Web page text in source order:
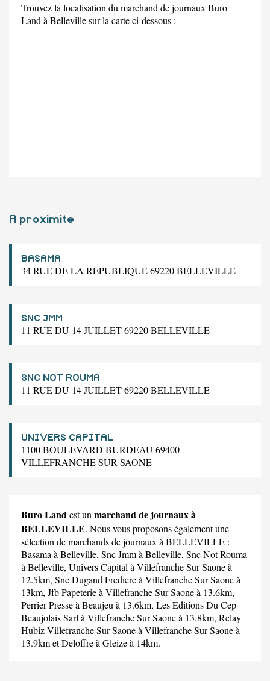
Trouvez la localisation du marchand de journaux Buro
Land à Belleville sur la carte ci-dessous :
A proximite
BASAMA
34 RUE DE LA REPUBLIQUE 69220 BELLEVILLE
SNC JMM
11 RUE DU 14 JUILLET 69220 BELLEVILLE
SNC NOT ROUMA
11 RUE DU 14 JUILLET 69220 BELLEVILLE
UNIVERS CAPITAL
1100 BOULEVARD BURDEAU 69400
VILLEFRANCHE SUR SAONE
Buro Landest un marchand de journaux à
BELLEVILLE. Nous vous proposons également une
sélection de marchands de journaux à BELLEVILLE :
Basama à Belleville, Snc Jmmà Belleville, Snc Not Rouma
à Belleville, Univers Capital à Villefranche Sur Saone à
12.5km, Snc Dugand Frediereà Villefranche Sur Saone à
13km, Jfb Papeterieà Villefranche Sur Saone à 13.6km,
Perrier Presseà Beaujeu à 13.6km, Les Editions Du Cep
Beaujolais Sarl à Villefranche Sur Saone à 13.8km, Relay
Hubiz Villefranche Sur Saoneà Villefranche Sur Saone à
13.9km etDeloffreà Gleize à 14km.